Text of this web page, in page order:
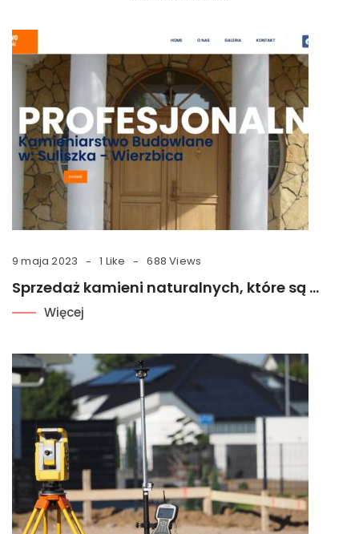
9 maja 2023 1 Like 688 Views
Sprzedaż kamieni naturalnych, które są …
Więcej